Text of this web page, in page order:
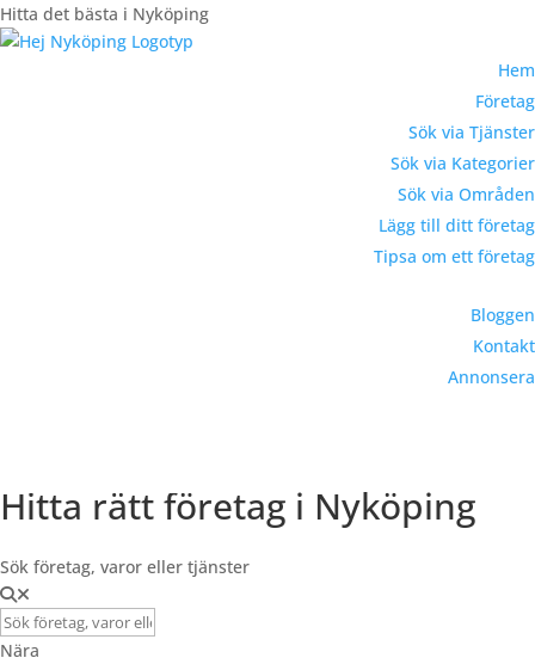
Hitta det bästa i Nyköping
Hem
Företag
Sök via Tjänster
Sök via Kategorier
Sök via Områden
Lägg till ditt företag
Tipsa om ett företag
Bloggen
Kontakt
Annonsera
Hitta rätt företag i Nyköping
Sök företag, varor eller tjänster
Nära